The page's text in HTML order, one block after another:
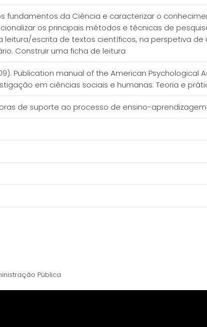
fundamentos da Ciência e caracterizar o
os principais métodos e técnicas de
escrita de textos científicos, na perspetiva
Construir uma ficha de leitura
Publication manual of the American Psychological
em ciências sociais e humanas: Teoria e
de suporte ao processo de ensino-
Pública